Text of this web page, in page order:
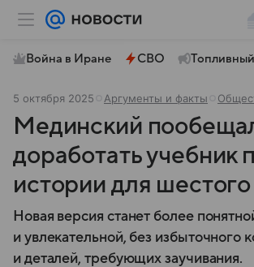
Война в Иране СВО
5 октября 2025 Аргументы и факты
Мединский
доработать учебник
истории для шестого
Новая версия станет более
и увлекательной, без избыточного
и деталей, требующих заучивания.